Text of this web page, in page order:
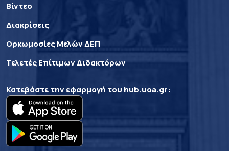
Βίντεο
Διακρίσεις
Ορκωμοσίες Μελών ΔΕΠ
Τελετές Επίτιμων Διδακτόρων
Κατεβάστε την εφαρμογή του hub.uoa.gr: